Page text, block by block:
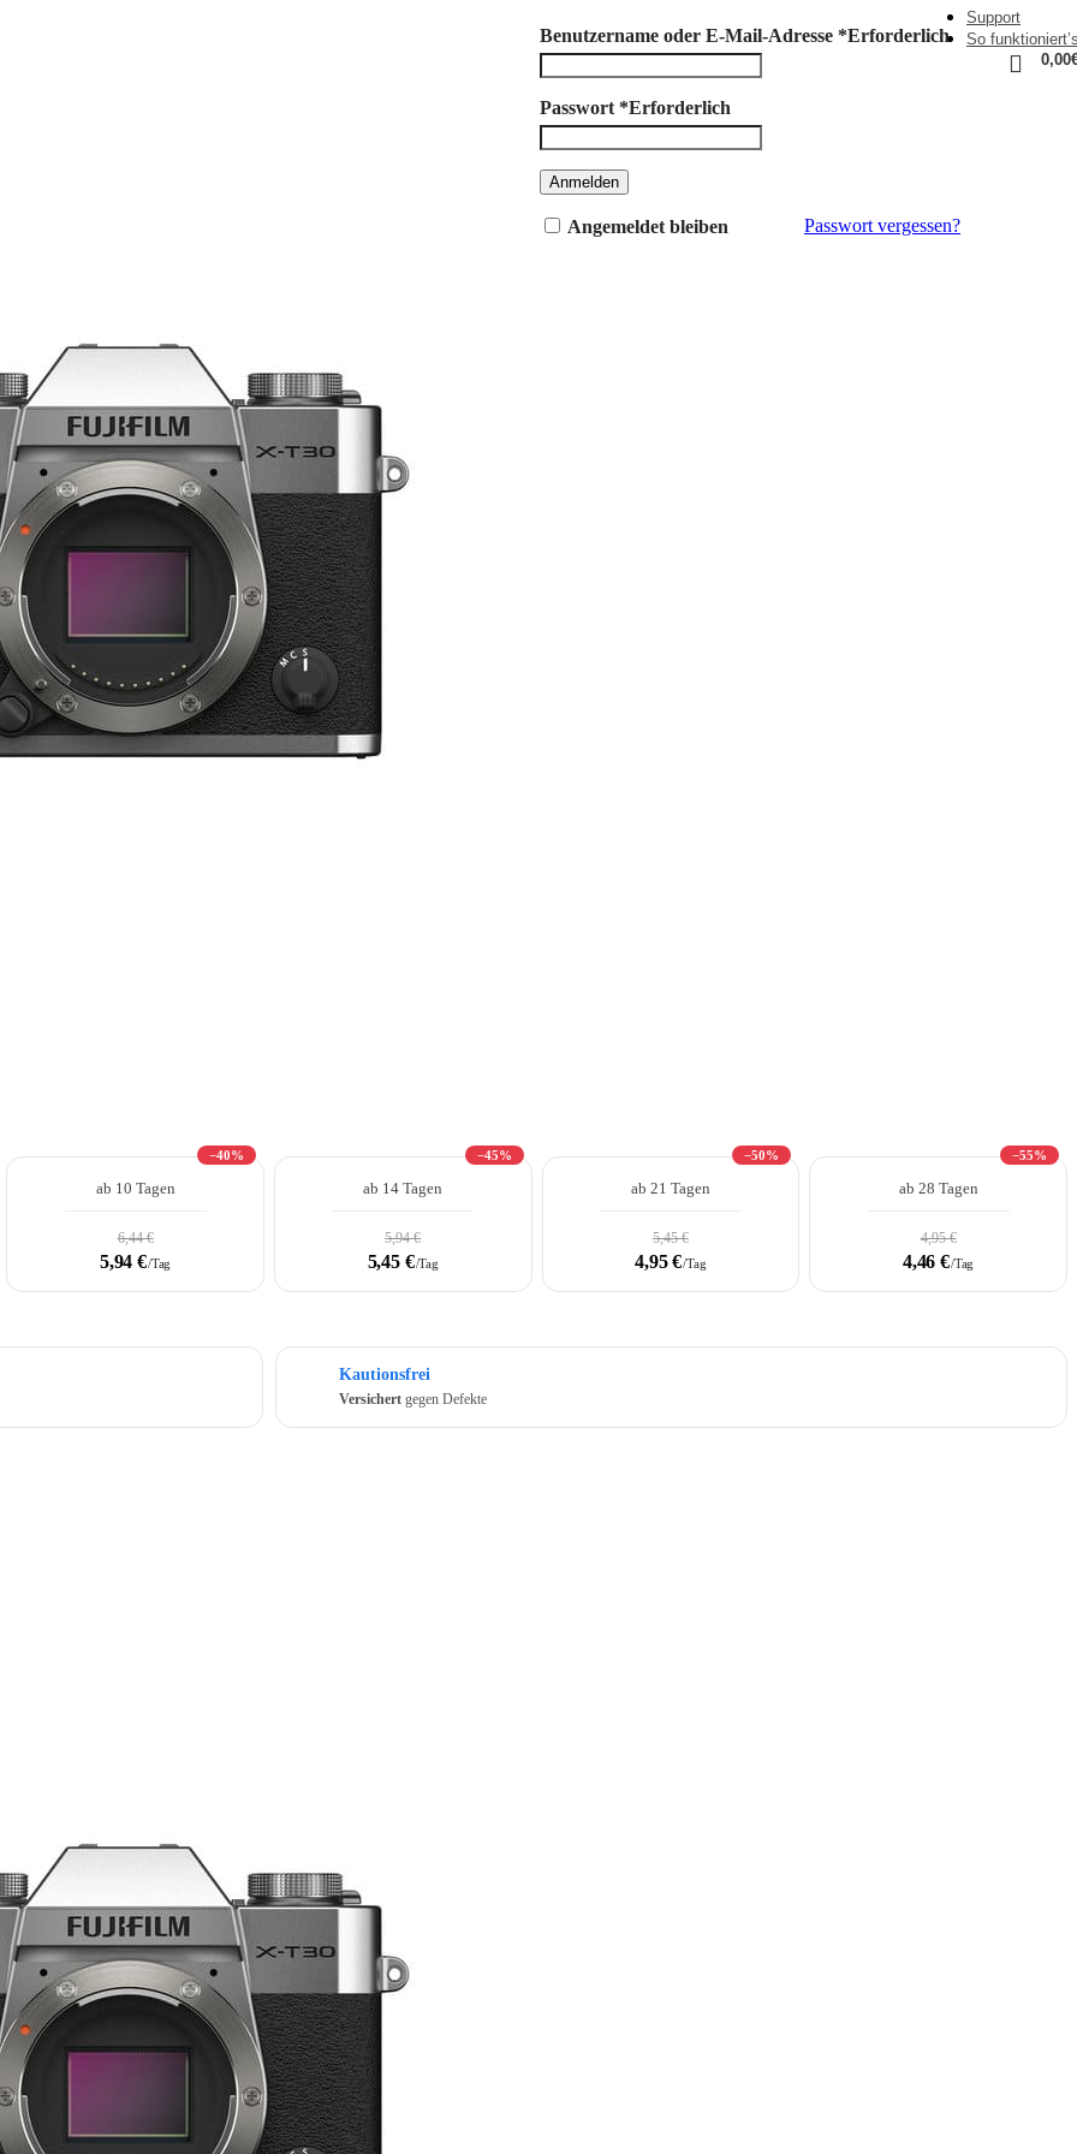
Support
So
Benutzername oder E-Mail-Adresse *Erforderlich
Passwort *Erforderlich
Anmelden
Passwort vergessen?
Angemeldet bleiben
0,00
−40%
ab 10 Tagen
6,44 €
5,94 €/Tag
−45%
ab 14 Tagen
5,94 €
5,45 €/Tag
−50%
ab 21 Tagen
5,45 €
4,95 €/Tag
−55%
ab 28 Tagen
4,95 €
4,46 €/Tag
Kautionsfrei
Versichert gegen Defekte